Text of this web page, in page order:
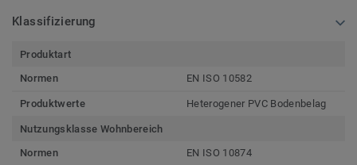
Klassifizierung
Produktart
Normen
EN ISO 10582
Produktwerte Heterogener PVC Bodenbelag
Nutzungsklasse Wohnbereich
Normen
EN ISO 10874